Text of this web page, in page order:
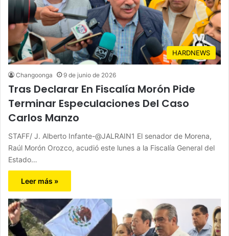
HARDNEWS
Changoonga 9 de junio de 2026
Tras Declarar En Fiscalía Morón Pide
Terminar Especulaciones Del Caso
Carlos Manzo
STAFF/ J. Alberto Infante-@JALRAIN1 El senador de Morena,
Raúl Morón Orozco, acudió este lunes a la Fiscalía General del
Estado…
Leer más »